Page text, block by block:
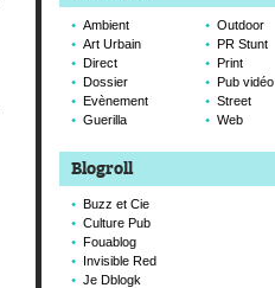
Ambient
Art Urbain
Direct
Dossier
Evènement
Guerilla
Outdoor
PR Stunt
Print
Pub vidéo
Street
Web
Blogroll
Buzz et Cie
Culture Pub
Fouablog
Invisible Red
Je Dblogk